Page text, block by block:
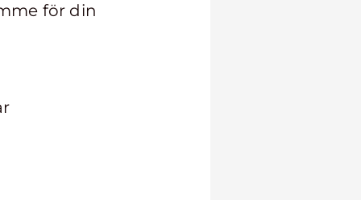
för din